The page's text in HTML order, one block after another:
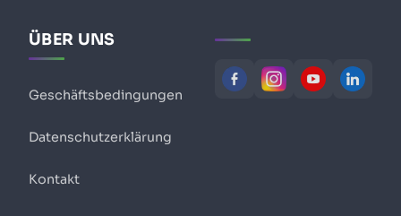
ÜBER UNS
Geschäftsbedingungen
Datenschutzerklärung
Kontakt